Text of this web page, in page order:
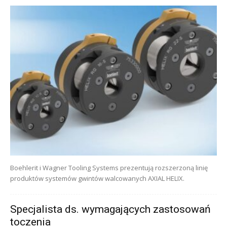
Boehlerit i Wagner Tooling Systems prezentują rozszerzoną linię
produktów systemów gwintów walcowanych AXIAL HELIX.
Specjalista ds. wymagających zastosowań
toczenia